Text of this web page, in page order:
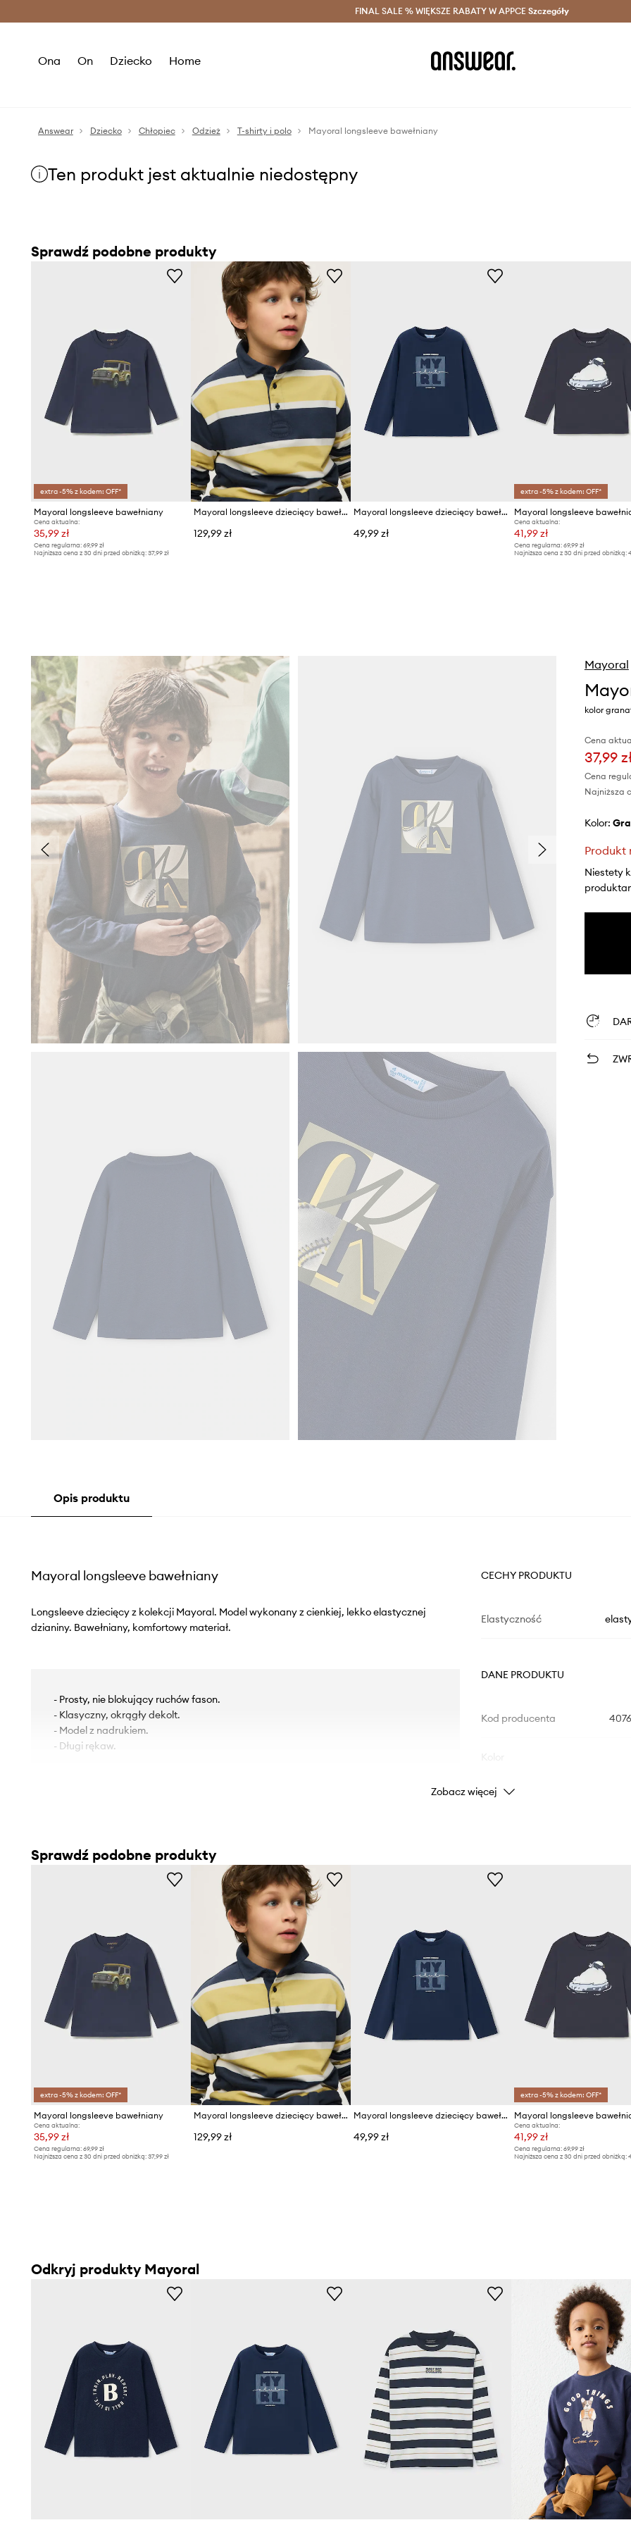
Oszczędzaj z Answear Club > Dostawa nawet w 24h >
FINAL SALE % WIĘKSZE RABATY W APPCE Szczegóły
Ona On Dziecko Home
Answear Dziecko Chłopiec Odzież T-shirty i polo Mayoral longsleeve bawełniany
Ten produkt jest aktualnie niedostępny
Sprawdź podobne produkty
extra -5% z kodem: OFF*
Mayoral longsleeve bawełniany
Cena aktualna:
35,99 zł
Cena regularna: 69,99 zł
Najniższa cena z 30 dni przed obniżką: 37,99 zł
Mayoral longsleeve dziecięcy bawełniany z elastanem
129,99 zł
Mayoral longsleeve dziecięcy bawełniany
49,99 zł
extra -5% z kodem: OFF*
Cena aktualna:
41,99 zł
Cena regularna: 69,99 zł
Najniższa cena z 30 dni przed obniżką:
Mayoral
kolor
Cena
37,99
Cena
Najniższa
Kolor:
Produkt
Niestety
Opis produktu
Mayoral longsleeve bawełniany
Longsleeve dziecięcy z kolekcji Mayoral. Model wykonany z cienkiej, lekko elastycznej
dzianiny. Bawełniany, komfortowy materiał.
- Prosty, nie blokujący ruchów fason.
- Klasyczny, okrągły dekolt.
- Model z nadrukiem.
- Długi rękaw.
CECHY PRODUKTU
Elastyczność
DANE PRODUKTU
Kod producenta
Marka
ID Produktu
Zobacz więcej
Sprawdź podobne produkty
extra -5% z kodem: OFF*
Mayoral longsleeve bawełniany
Cena aktualna:
35,99 zł
Cena regularna: 69,99 zł
Najniższa cena z 30 dni przed obniżką: 37,99 zł
Mayoral longsleeve dziecięcy bawełniany z elastanem
129,99 zł
Mayoral longsleeve dziecięcy bawełniany
49,99 zł
extra -5% z kodem: OFF*
Cena aktualna:
41,99 zł
Cena regularna: 69,99 zł
Najniższa cena z 30 dni przed obniżką:
Odkryj produkty Mayoral